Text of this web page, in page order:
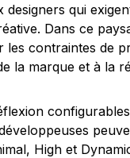
designers qui
Dans ce
les contraintes de
la marque et à la
High et